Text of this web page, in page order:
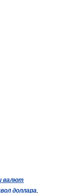
валют
доллара